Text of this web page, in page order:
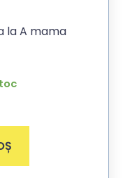
la A mama